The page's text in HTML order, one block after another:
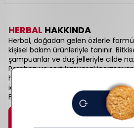
HERBAL HAKKINDA
Herbal, doğadan gelen özlerle
kişisel bakım ürünleriyle tanınır.
şampuanlar ve duş jelleriyle cilde
Paraben ve sert kimyasal
hassas ciltler için uygundur. Günlük
içeriklerle desteklemek isteyenler için
Bitkisel ferahlığın güvenli adresi:
Marka Detayı